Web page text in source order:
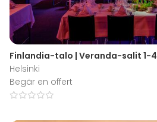
Finlandia-talo | Veranda-salit 1-4
Helsinki
Begär en offert